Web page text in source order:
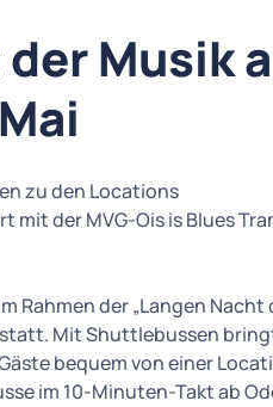
Musik
zu den Locations
der MVG-Ois is Blues
Rahmen der „Langen Nacht
Mit Shuttlebussen
bequem von einer
im 10-Minuten-Takt ab